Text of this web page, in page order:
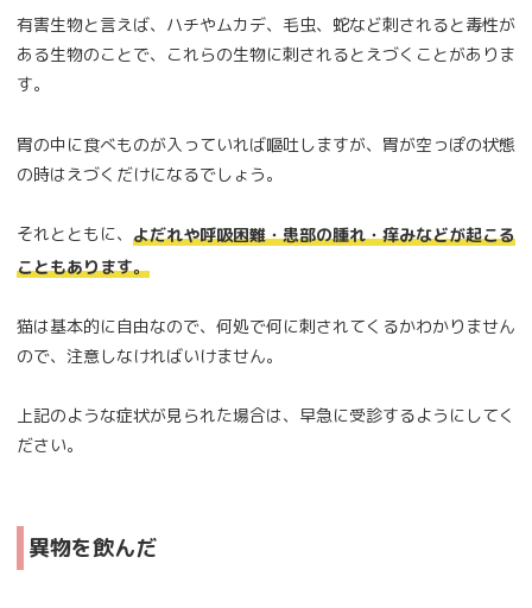
有害生物と言えば、ハチやムカデ、毛虫、蛇など刺されると毒性が
ある生物のことで、これらの生物に刺されるとえづくことがありま
す。
胃の中に食べものが入っていれば嘔吐しますが、胃が空っぽの状態
の時はえづくだけになるでしょう。
それとともに、 よだれや呼吸困難・患部の腫れ・痒みなどが起こる
こともあります。
猫は基本的に自由なので、何処で何に刺されてくるかわかりません
ので、注意しなければいけません。
上記のような症状が見られた場合は、早急に受診するようにしてく
ださい。
異物を飲んだ